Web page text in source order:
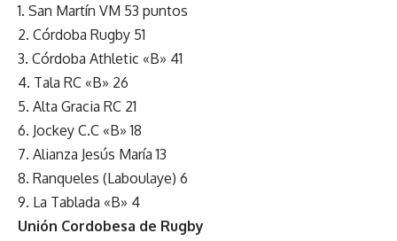
1. San Martín VM 53 puntos
2. Córdoba Rugby 51
3. Córdoba Athletic «B» 41
4. Tala RC «B» 26
5. Alta Gracia RC 21
6. Jockey C.C «B» 18
7. Alianza Jesús María 13
8. Ranqueles (Laboulaye) 6
9. La Tablada «B» 4
Unión Cordobesa de Rugby